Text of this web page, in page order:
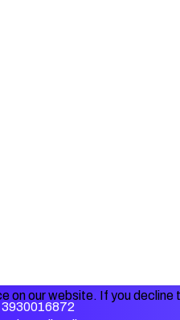
on our website. If you